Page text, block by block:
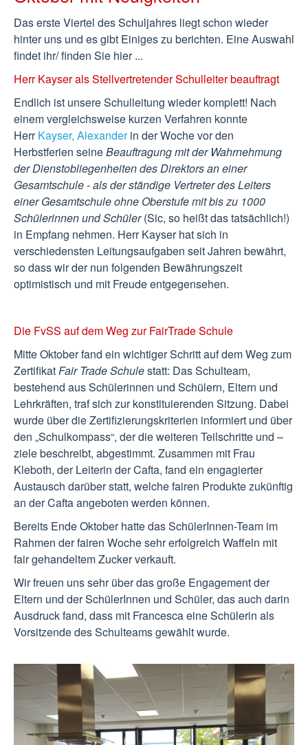
Das erste Viertel des Schuljahres liegt schon wieder
hinter uns und es gibt Einiges zu berichten. Eine Auswahl
findet ihr/ finden Sie hier ...
Herr Kayser als Stellvertretender Schulleiter beauftragt
Endlich ist unsere Schulleitung wieder komplett! Nach
einem vergleichsweise kurzen Verfahren konnte
HerrKayser, Alexanderin der Woche vor den
Herbstferien seineBeauftragung mit der Wahrnehmung
der Dienstobliegenheiten des Direktors an einer
Gesamtschule - als der ständige Vertreter des Leiters
einer Gesamtschule ohne Oberstufe mit bis zu 1000
Schülerinnen und Schüler(Sic, so heißt das tatsächlich!)
in Empfang nehmen. Herr Kayser hat sich in
verschiedensten Leitungsaufgaben seit Jahren bewährt,
so dass wir der nun folgenden Bewährungszeit
optimistisch und mit Freude entgegensehen.
Die FvSS auf dem Weg zur FairTrade Schule
Mitte Oktober fand ein wichtiger Schritt auf dem Weg zum
ZertifikatFair Trade Schulestatt: Das Schulteam,
bestehend aus Schülerinnen und Schülern, Eltern und
Lehrkräften, traf sich zur konstituierenden Sitzung. Dabei
wurde über die Zertifizierungskriterien informiert und über
den „Schulkompass“, der die weiteren Teilschritte und –
ziele beschreibt, abgestimmt. Zusammen mit Frau
Kleboth, der Leiterin der Cafta, fand ein engagierter
Austausch darüber statt, welche fairen Produkte zukünftig
an der Cafta angeboten werden können.
Bereits Ende Oktober hatte das SchülerInnen-Team im
Rahmen der fairen Woche sehr erfolgreich Waffeln mit
fair gehandeltem Zucker verkauft.
Wir freuen uns sehr über das große Engagement der
Eltern und der SchülerInnen und Schüler, das auch darin
Ausdruck fand, dass mit Francesca eine Schülerin als
Vorsitzende des Schulteams gewählt wurde.